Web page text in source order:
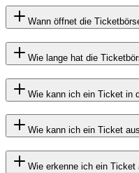
Wann öffnet die
Wie lange hat die
Wie kann ich ein Ticket in
Wie kann ich ein Ticket
Wie erkenne ich ein